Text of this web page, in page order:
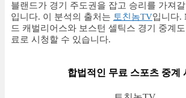
블랜드가 경기 주도권을 잡고 승리를 가져
입니다. 이 분석의 출처는 토친놈TV입니다.
드 캐벌리어스와 보스턴 셀틱스 경기 중계도
료로 시청할 수 있습니다.
합법적인 무료 스포츠 중계